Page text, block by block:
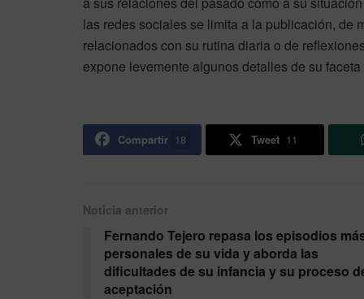
las redes sociales se limita a la publicación, de
relacionados con su rutina diaria o de
expone levemente algunos detalles de su
Compartir 18 Tweet 11
Noticia anterior
Fernando Tejero repasa los episodios
personales de su vida y aborda las
dificultades de su infancia y su proceso
aceptación